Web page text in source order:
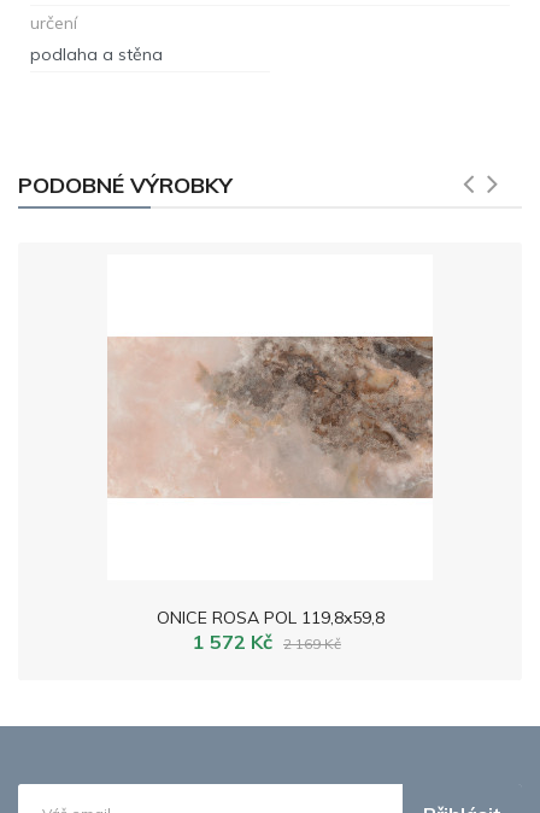
určení
podlaha a stěna
PODOBNÉ VÝROBKY
ONICE ROSA POL 119,8x59,8
1 572 Kč 2 169 Kč